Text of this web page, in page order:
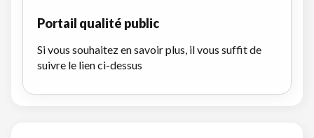
Portail qualité public
Si vous souhaitez en savoir plus, il vous suffit de
suivre le lien ci-dessus